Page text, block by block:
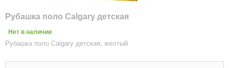
Рубашка поло Calgary детская
Нет в наличии
Рубашка поло Calgary детская, желтый